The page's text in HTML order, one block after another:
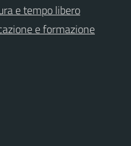
e tempo libero
e formazione